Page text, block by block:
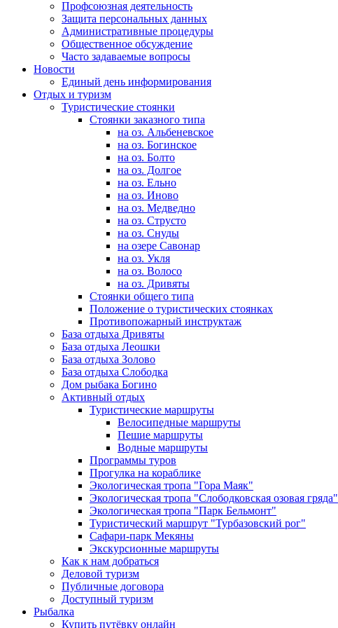
Профсоюзная деятельность
Защита персональных данных
Административные процедуры
Общественное обсуждение
Часто задаваемые вопросы
Новости
Единый день информирования
Отдых и туризм
Туристические стоянки
Стоянки заказного типа
на оз. Альбеневское
на оз. Богинское
на оз. Болто
на оз. Долгое
на оз. Ельно
на оз. Иново
на оз. Медведно
на оз. Струсто
на оз. Снуды
на озере Савонар
на оз. Укля
на оз. Волосо
на оз. Дривяты
Стоянки общего типа
Положение о туристических стоянках
Противопожарный инструктаж
База отдыха Дривяты
База отдыха Леошки
База отдыха Золово
База отдыха Слободка
Дом рыбака Богино
Активный отдых
Туристические маршруты
Велосипедные маршруты
Пешие маршруты
Водные маршруты
Программы туров
Прогулка на кораблике
Экологическая тропа "Гора Маяк"
Экологическая тропа "Слободковская озовая гряда"
Экологическая тропа "Парк Бельмонт"
Туристический маршрут "Турбазовский рог"
Сафари-парк Мекяны
Экскурсионные маршруты
Как к нам добраться
Деловой туризм
Публичные договора
Доступный туризм
Рыбалка
Купить путёвку онлайн